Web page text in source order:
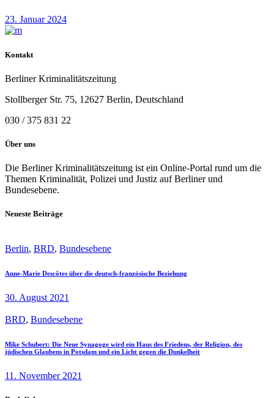
23. Januar 2024
Kontakt
Berliner Kriminalitätszeitung
Stollberger Str. 75, 12627 Berlin, Deutschland
030 / 375 831 22
Über uns
Die Berliner Kriminalitätszeitung ist ein Online-Portal rund um die
Themen Kriminalität, Polizei und Justiz auf Berliner und
Bundesebene.
Neueste Beiträge
Berlin, BRD, Bundesebene
Anne-Marie Descôtes über die deutsch-französische Beziehung
30. August 2021
BRD, Bundesebene
Mike Schubert: Die Neue Synagoge wird ein Haus des Friedens, der Religion, des
jüdischen Glaubens in Potsdam und ein Licht gegen die Dunkelheit
11. November 2021